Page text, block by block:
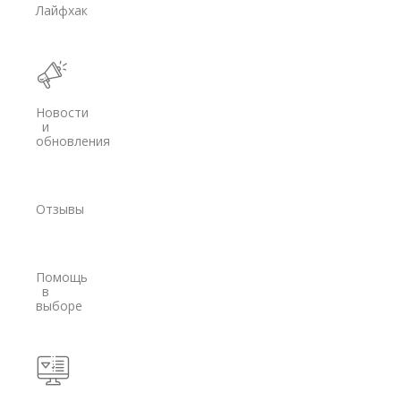
Модемы
PrinCe
Pacific Crest
Сталкер
Radiodetection
Техно-АС
Программы
Лайфхак
Новости
и
обновления
Отзывы
Помощь
в
выборе